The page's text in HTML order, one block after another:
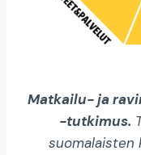
Matkailu- ja
-tutkimus.
suomalaisten